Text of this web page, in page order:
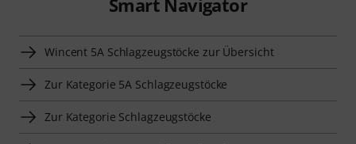
Wincent 5A Schlagzeugstöcke zur Übersicht
Zur Kategorie 5A Schlagzeugstöcke
Zur Kategorie Schlagzeugstöcke